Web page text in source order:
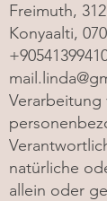
Freimuth,
Konyaalti,
Verarbeitung
natürliche
allein oder